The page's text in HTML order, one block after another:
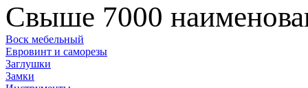
Свыше 7000
Воск мебельный
Евровинт и саморезы
Заглушки
Замки